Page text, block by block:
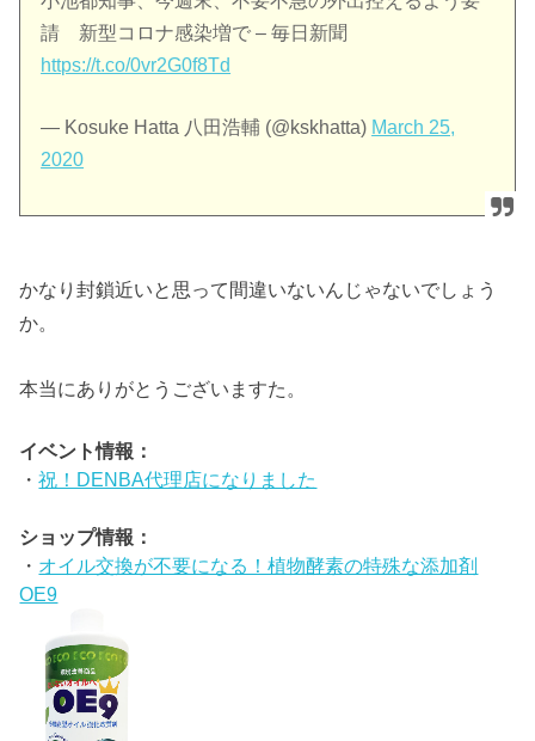
請 新型コロナ感染増で – 毎日新聞
https://t.co/0vr2G0f8Td
— Kosuke Hatta 八田浩輔 (@kskhatta) March 25,
2020
かなり封鎖近いと思って間違いないんじゃないでしょう
か。
本当にありがとうございますた。
イベント情報：
・祝！DENBA代理店になりました
ショップ情報：
・ オイル交換が不要になる！植物酵素の特殊な添加剤
OE9